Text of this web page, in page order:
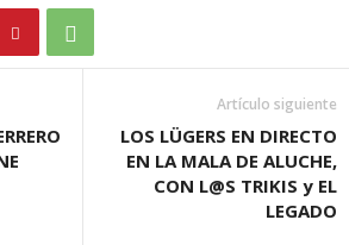
Artículo siguiente
LOS LÜGERS EN DIRECTO
EN LA MALA DE ALUCHE,
CON L@S TRIKIS y EL
LEGADO